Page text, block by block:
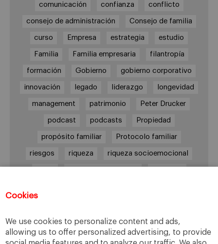
Cookies
We use cookies to personalize content and ads,
allowing us to offer personalized advertising, to provide
comunicación confianza conflicto
consejo de administración Consejo de familia
curso Empresa estrategia estudio
Familia Familia empresaria filantropía
formación Gobierno gobierno corporativo
innovación legado liderazgo longevidad
management patrimonio Peter Drucker
podcast podcasts Propiedad
propósito familiar Protocolo familiar
riesgos riqueza riqueza socioemocional